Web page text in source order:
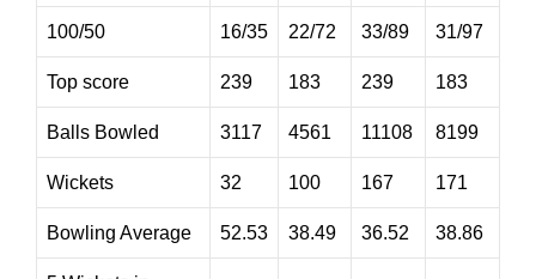
100/50 16/35 22/72 33/89 31/97
Top score 239 183 239 183
Balls Bowled 3117 4561 11108 8199
Wickets 32 100 167 171
Bowling Average 52.53 38.49 36.52 38.86